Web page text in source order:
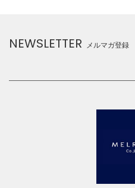
NEWSLETTER メルマガ登録